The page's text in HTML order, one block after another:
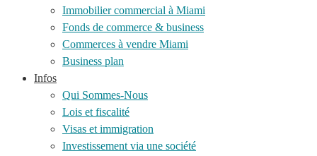
Immobilier commercial à Miami
Fonds de commerce & business
Commerces à vendre Miami
Business plan
Infos
Qui Sommes-Nous
Lois et fiscalité
Visas et immigration
Investissement via une société